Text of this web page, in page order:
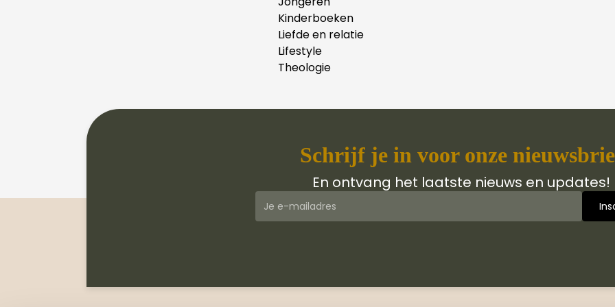
Kinderboeken
Liefde en relatie
Lifestyle
Theologie
Schrijf je in voor onze
En ontvang het laatste nieuws en updates!